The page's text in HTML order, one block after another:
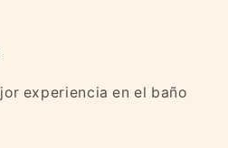
experiencia en el baño